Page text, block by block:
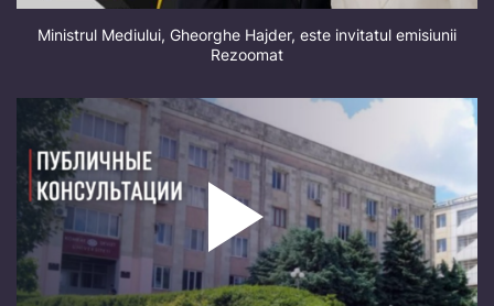
Ministrul Mediului, Gheorghe Hajder, este invitatul emisiunii
Rezoomat